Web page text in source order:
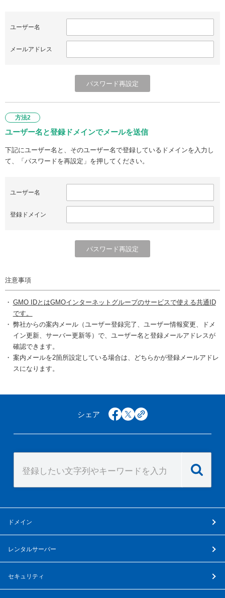
ユーザー名
メールアドレス
方法2
ユーザー名と登録ドメインでメールを送信
下記にユーザー名と、そのユーザー名で登録しているドメインを入力し
て、「パスワードを再設定」を押してください。
ユーザー名
登録ドメイン
注意事項
GMO IDとはGMOインターネットグループのサービスで使える共通ID
です。
弊社からの案内メール（ユーザー登録完了、ユーザー情報変更、ドメ
イン更新、サーバー更新等）で、ユーザー名と登録メールアドレスが
確認できます。
案内メールを2箇所設定している場合は、どちらかが登録メールアドレ
スになります。
シェア facebook
x copy
ドメイン
レンタルサーバー
セキュリティ